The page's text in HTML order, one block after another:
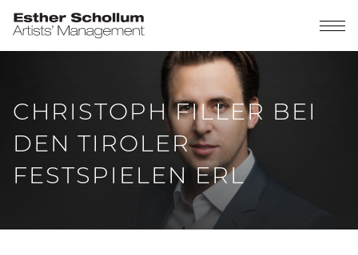
CHRISTOPH FILLER BEI
DEN TIROLER
FESTSPIELEN ERL